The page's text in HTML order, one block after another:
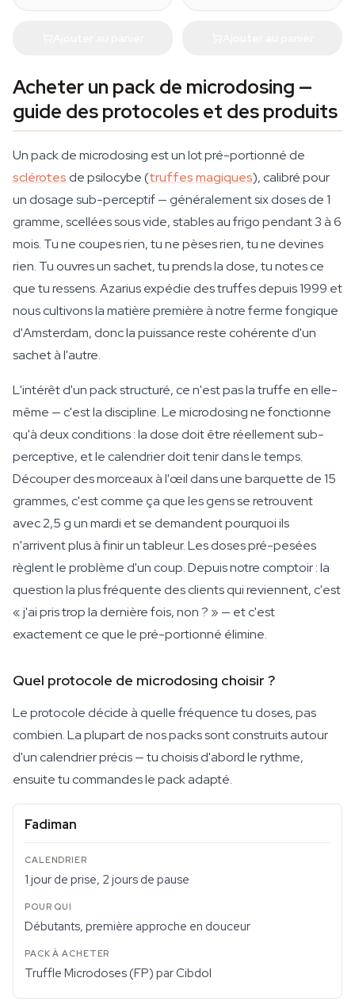
Acheter un pack de microdosing —
guide des protocoles et des produits
Un pack de microdosing est un lot pré-portionné de
sclérotes de psilocybe (truffes magiques), calibré pour
un dosage sub-perceptif — généralement six doses de 1
gramme, scellées sous vide, stables au frigo pendant 3 à 6
mois. Tu ne coupes rien, tu ne pèses rien, tu ne devines
rien. Tu ouvres un sachet, tu prends la dose, tu notes ce
que tu ressens. Azarius expédie des truffes depuis 1999 et
nous cultivons la matière première à notre ferme fongique
d'Amsterdam, donc la puissance reste cohérente d'un
sachet à l'autre.
L'intérêt d'un pack structuré, ce n'est pas la truffe en elle-
même — c'est la discipline. Le microdosing ne fonctionne
qu'à deux conditions : la dose doit être réellement sub-
perceptive, et le calendrier doit tenir dans le temps.
Découper des morceaux à l'œil dans une barquette de 15
grammes, c'est comme ça que les gens se retrouvent
avec 2,5 g un mardi et se demandent pourquoi ils
n'arrivent plus à finir un tableur. Les doses pré-pesées
règlent le problème d'un coup. Depuis notre comptoir : la
question la plus fréquente des clients qui reviennent, c'est
« j'ai pris trop la dernière fois, non ? » — et c'est
exactement ce que le pré-portionné élimine.
Quel protocole de microdosing choisir ?
Le protocole décide à quelle fréquence tu doses, pas
combien. La plupart de nos packs sont construits autour
d'un calendrier précis — tu choisis d'abord le rythme,
ensuite tu commandes le pack adapté.
Fadiman
1 jour de prise, 2 jours de pause
Débutants, première approche en douceur
Truffle Microdoses (FP) par Cibdol